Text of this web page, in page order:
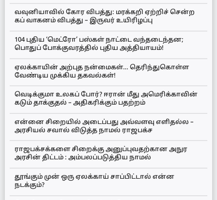
வவுனியாவில் கோர விபத்து: மரக்கறி ஏற்றிச் சென்ற
கப் வாகனம் விபத்து – இருவர் உயிரிழப்பு
104 புதிய ‘மெட்ரோ’ பஸ்கள் நாட்டை வந்தடைந்தன;
பொதுப் போக்குவரத்தில் புதிய அத்தியாயம்!
ஏலக்காயின் அற்புத நன்மைகள்… தெரிந்துகொள்ள
வேண்டிய முக்கிய தகவல்கள்!
வெடிக்குமா உலகப் போர்? ஈரான் மீது அமெரிக்காவின்
கடும் தாக்குதல் – அதிகரிக்கும் பதற்றம்
என்னை சிறையில் அடைப்பது அவ்வளவு எளிதல்ல –
அரசியல் சவால் விடுத்த நாமல் ராஜபக்ச
ராஜபக்சக்களை சிறைக்கு அனுப்புவதற்கான அநுர
அரசின் திட்டம் : அம்பலப்படுத்திய நாமல்
தூங்கும் முன் ஒரு ஏலக்காய் சாப்பிட்டால் என்ன
நடக்கும்?